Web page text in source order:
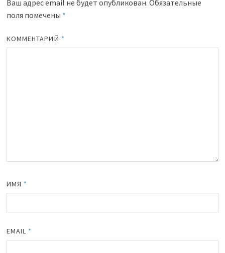
Ваш адрес email не будет опубликован. Обязательные
поля помечены *
КОММЕНТАРИЙ *
ИМЯ *
EMAIL *